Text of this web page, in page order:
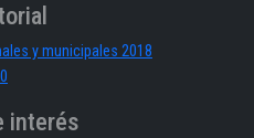
y municipales 2018
interés